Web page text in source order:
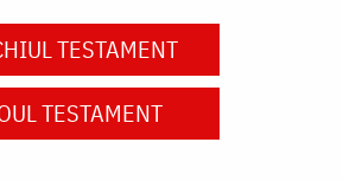
TESTAMENT
TESTAMENT